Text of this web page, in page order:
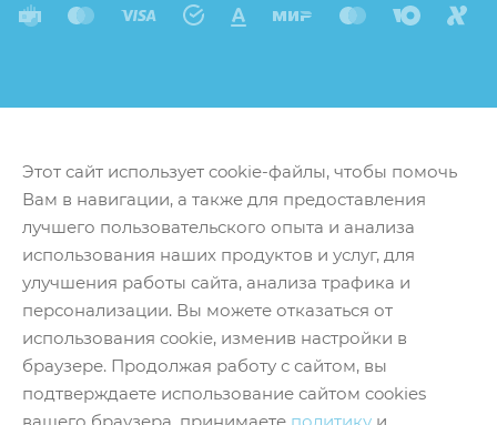
Этот сайт использует cookie-файлы, чтобы помочь
Вам в навигации, а также для предоставления
лучшего пользовательского опыта и анализа
использования наших продуктов и услуг, для
улучшения работы сайта, анализа трафика и
персонализации. Вы можете отказаться от
использования cookie, изменив настройки в
браузере. Продолжая работу с сайтом, вы
подтверждаете использование сайтом cookies